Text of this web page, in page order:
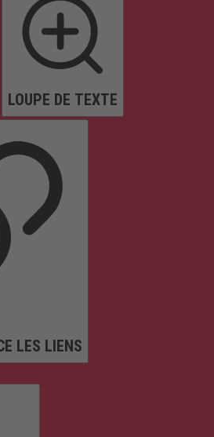
LOUPE DE TEXTE
LES LIENS